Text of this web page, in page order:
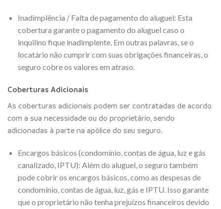
Inadimplência / Falta de pagamento do aluguel: Esta
cobertura garante o pagamento do aluguel caso o
inquilino fique inadimplente. Em outras palavras, se o
locatário não cumprir com suas obrigações financeiras, o
seguro cobre os valores em atraso.
Coberturas Adicionais
As coberturas adicionais podem ser contratadas de acordo
com a sua necessidade ou do proprietário, sendo
adicionadas à parte na apólice do seu seguro.
Encargos básicos (condomínio, contas de água, luz e gás
canalizado, IPTU): Além do aluguel, o seguro também
pode cobrir os encargos básicos, como as despesas de
condomínio, contas de água, luz, gás e IPTU. Isso garante
que o proprietário não tenha prejuízos financeiros devido